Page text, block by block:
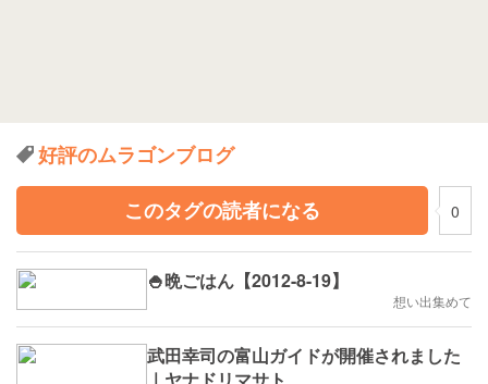
好評のムラゴンブログ
このタグの読者になる
0
🍚晩ごはん【2012-8-19】
想い出集めて
武田幸司の富山ガイドが開催されました